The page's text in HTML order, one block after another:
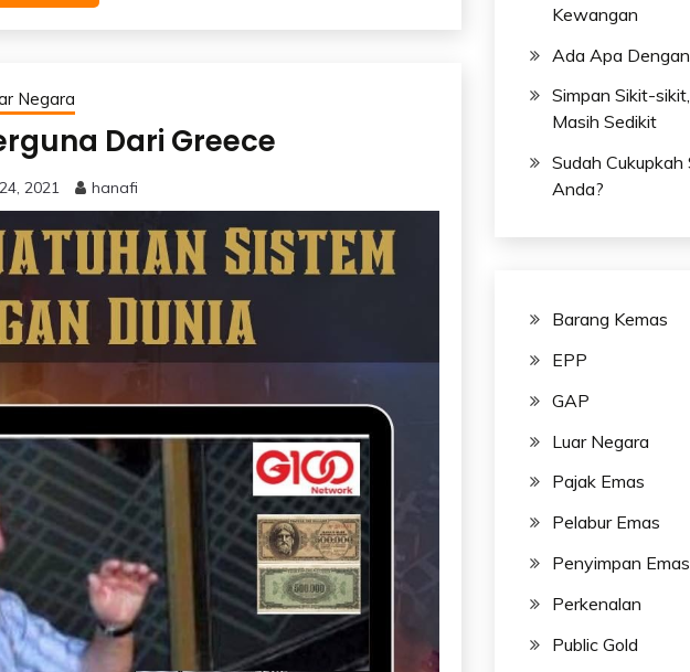
Negara
Dari Greece
2021 hanafi
Kewangan
Ada Apa
Simpan Sikit-
Masih Sedikit
Sudah
Anda?
Barang Kemas
EPP
GAP
Luar Negara
Pajak Emas
Pelabur Emas
Penyimpan Emas
Perkenalan
Public Gold